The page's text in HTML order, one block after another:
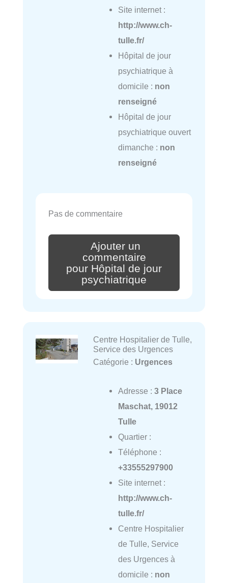
Site internet :
http://www.ch-
tulle.fr/
Hôpital de jour
psychiatrique à
domicile : non
renseigné
Hôpital de jour
psychiatrique ouvert
dimanche : non
renseigné
Pas de commentaire
Ajouter un
commentaire
pour Hôpital de jour
psychiatrique
Centre Hospitalier de Tulle,
Service des Urgences
Catégorie : Urgences
Adresse : 3 Place
Maschat, 19012
Tulle
Quartier :
Téléphone :
+33555297900
Site internet :
http://www.ch-
tulle.fr/
Centre Hospitalier
de Tulle, Service
des Urgences à
domicile : non